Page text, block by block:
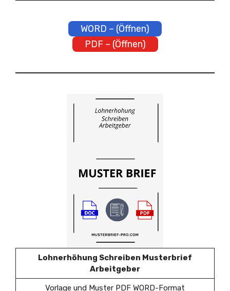
WORD – (Öffnen)
PDF – (Öffnen)
Lohnerhöhung Schreiben Musterbrief
Arbeitgeber
Vorlage und Muster PDF WORD-Format